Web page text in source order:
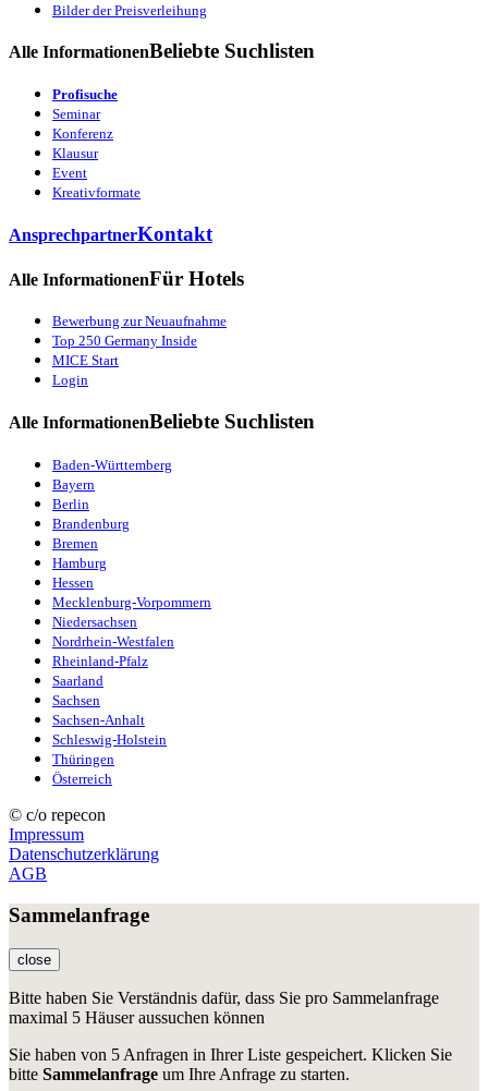
Bilder der Preisverleihung
Alle InformationenBeliebte Suchlisten
Profisuche
Seminar
Konferenz
Klausur
Event
Kreativformate
AnsprechpartnerKontakt
Alle InformationenFür Hotels
Bewerbung zur Neuaufnahme
Top 250 Germany Inside
MICE Start
Login
Alle InformationenBeliebte Suchlisten
Baden-Württemberg
Bayern
Berlin
Brandenburg
Bremen
Hamburg
Hessen
Mecklenburg-Vorpommern
Niedersachsen
Nordrhein-Westfalen
Rheinland-Pfalz
Saarland
Sachsen
Sachsen-Anhalt
Schleswig-Holstein
Thüringen
Österreich
© c/o repecon
Impressum
Datenschutzerklärung
AGB
Sammelanfrage
close
Bitte haben Sie Verständnis dafür, dass Sie pro Sammelanfrage
maximal 5 Häuser aussuchen können
Sie haben von 5 Anfragen in Ihrer Liste gespeichert. Klicken Sie
bitte Sammelanfrage um Ihre Anfrage zu starten.